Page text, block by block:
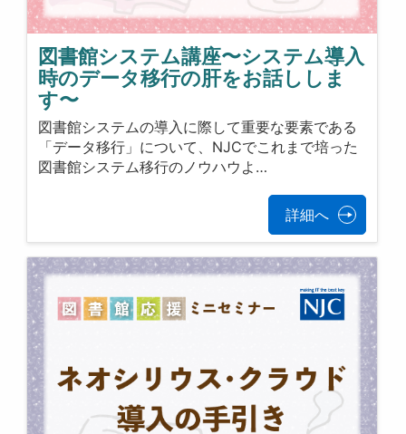
図書館システム講座〜システム導入
時のデータ移行の肝をお話ししま
す〜
図書館システムの導入に際して重要な要素である
「データ移行」について、NJCでこれまで培った
図書館システム移行のノウハウよ…
詳細へ